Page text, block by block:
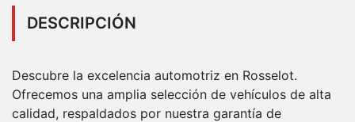
DESCRIPCIÓN
Descubre la excelencia automotriz en Rosselot.
Ofrecemos una amplia selección de vehículos de alta
calidad, respaldados por nuestra garantía de